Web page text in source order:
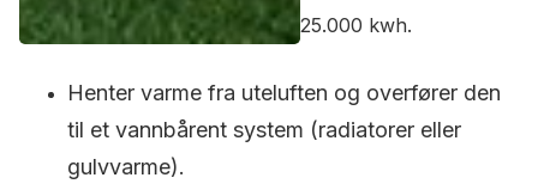
25.000 kwh.
Henter varme fra uteluften og overfører den
til et vannbårent system (radiatorer eller
gulvvarme).